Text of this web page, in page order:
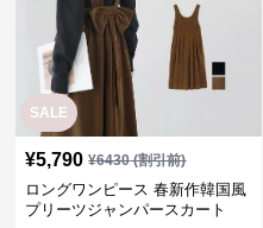
SALE
¥5,790 ¥6430(割引前)
ロングワンピース 春新作韓国風
プリーツジャンパースカート